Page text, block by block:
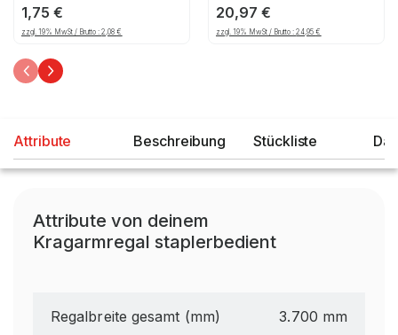
100 mm
1,75€
zzgl. 19% MwSt / Brutto :2,08€
für Fuß, verzinkt
20,97€
zzgl. 19% MwSt / Brutto :24,95€
Attribute Beschreibung Stückliste
Attribute von deinem
Kragarmregal staplerbedient
Regalbreite gesamt (mm) 3.700 mm